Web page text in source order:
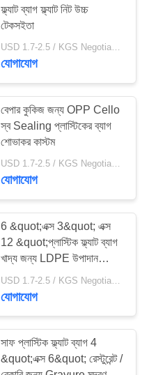
ফ্ল্যাট ব্যাগ ফ্ল্যাট নিট উচ্চ
টেকসইতা
USD 1.7-2.5 / KGS Negotiable MOQ:1000KGS
যোগাযোগ
বেপার কুকিজ জন্য OPP Cello
স্ব Sealing প্লাস্টিকের ব্যাগ
শোভাকর কাস্টম
USD 1.7-2.5 / KGS Negotiable MOQ:1000KGS
যোগাযোগ
6 &quot;এক্স 3&quot; এক্স
12 &quot;প্লাস্টিক ফ্ল্যাট ব্যাগ
খাদ্য জন্য LDPE উপাদান
পরিষ্কার রঙ
যোগাযোগ
সাফ প্লাস্টিক ফ্ল্যাট ব্যাগ 4
&quot;এক্স 6&quot; রেস্টুরেন্ট /